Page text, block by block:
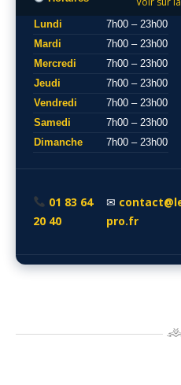
Lundi
7h00 – 23h00
Mardi
7h00 – 23h00
Mercredi
7h00 – 23h00
Jeudi
7h00 – 23h00
Vendredi
7h00 – 23h00
Samedi
7h00 – 23h00
Dimanche
7h00 – 23h00
01 83 64
20 40
✉
pro.fr